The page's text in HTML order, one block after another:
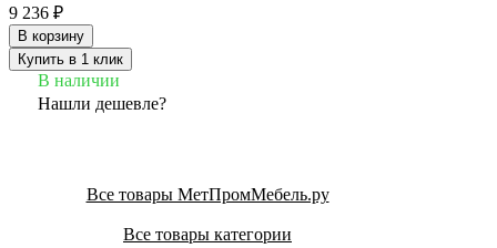
9 236 ₽
В корзину
Купить в 1 клик
В наличии
Нашли дешевле?
Все товары МетПромМебель.ру
Все товары категории